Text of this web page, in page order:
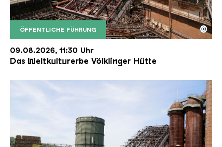
ÖFFENTLICHE FÜHRUNG
Der Erzschrägaufzug der Völklinger Hütte mit
Copyright: Weltkulturerbe Völklinger Hütte | Karl
©
09.08.2026, 11:30 Uhr
Das Weltkulturerbe Völklinger Hütte